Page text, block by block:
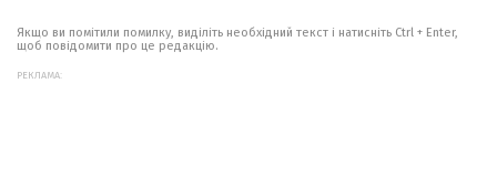
Якщо ви помітили помилку, виділіть необхідний текст і натисніть Ctrl + Enter,
щоб повідомити про це редакцію.
РЕКЛАМА: